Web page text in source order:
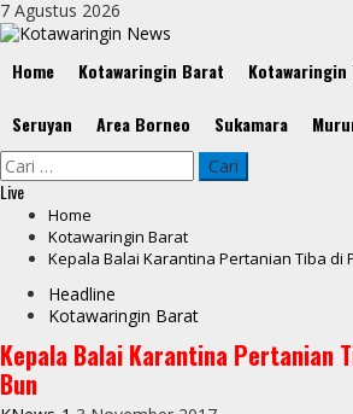
Skip
to
7 Agustus 2026
Menu
Home Kotawaringin Barat
Seruyan Area Borneo Sukamara
Cari
untuk:
Live
Home
Kotawaringin Barat
Kepala Balai Karantina Pertanian Tiba di
Headline
Kotawaringin Barat
Kepala Balai Karantina Pertanian
Bun